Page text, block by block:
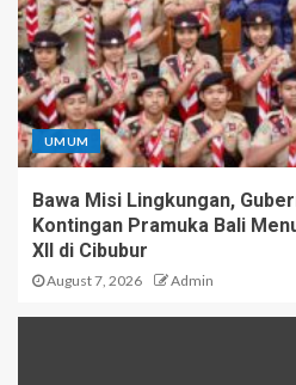
UMUM
Bawa Misi Lingkungan,
Kontingan Pramuka Bali
XII di Cibubur
August 7, 2026 Admin